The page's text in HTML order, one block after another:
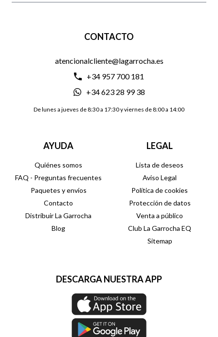
CONTACTO
atencionalcliente@lagarrocha.es
+34 957 700 181
+34 623 28 99 38
De lunes a jueves de 8:30 a 17:30 y viernes de 8:00 a 14:00
AYUDA
Quiénes somos
FAQ - Preguntas frecuentes
Paquetes y envíos
Contacto
Distribuir La Garrocha
Blog
LEGAL
Lista de deseos
Aviso Legal
Política de cookies
Protección de datos
Venta a público
Club La Garrocha EQ
Sitemap
DESCARGA NUESTRA APP